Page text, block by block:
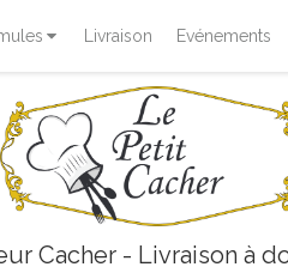
Livraison Evénements
Cacher - Livraison à